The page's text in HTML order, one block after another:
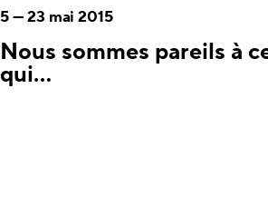
Nous sommes pareils à
qui...
5—23 mai 2015